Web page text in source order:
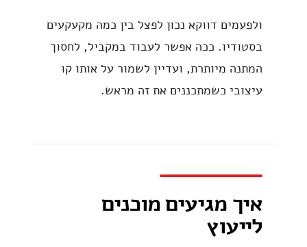
ולפעמים דווקא נכון לפצל בין כמה מקעקעים
בסטודיו. ככה אפשר לעבוד במקביל, לחסוך
המתנה מיותרת, ועדיין לשמור על אותו קו
עיצובי כשמתכננים את זה מראש.
איך מגיעים מוכנים
לייעוץ